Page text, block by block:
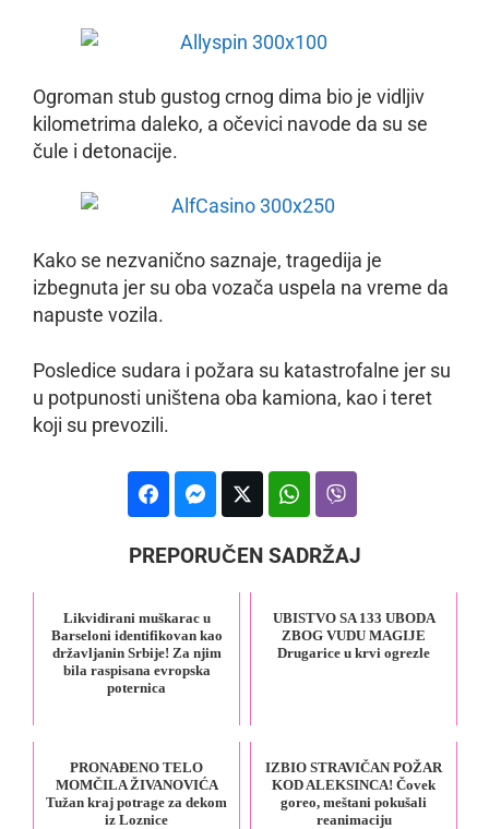
Ogroman stub gustog crnog dima bio je vidljiv
kilometrima daleko, a očevici navode da su se
čule i detonacije.
Kako se nezvanično saznaje, tragedija je
izbegnuta jer su oba vozača uspela na vreme da
napuste vozila.
Posledice sudara i požara su katastrofalne jer su
u potpunosti uništena oba kamiona, kao i teret
koji su prevozili.
PREPORUČEN SADRŽAJ
Likvidirani muškarac u
Barseloni identifikovan kao
državljanin Srbije! Za njim
bila raspisana evropska
poternica
UBISTVO SA 133 UBODA
ZBOG VUDU MAGIJE
Drugarice u krvi ogrezle
PRONAĐENO TELO
MOMČILA ŽIVANOVIĆA
Tužan kraj potrage za dekom
iz Loznice
IZBIO STRAVIČAN POŽAR
KOD ALEKSINCA! Čovek
goreo, meštani pokušali
reanimaciju